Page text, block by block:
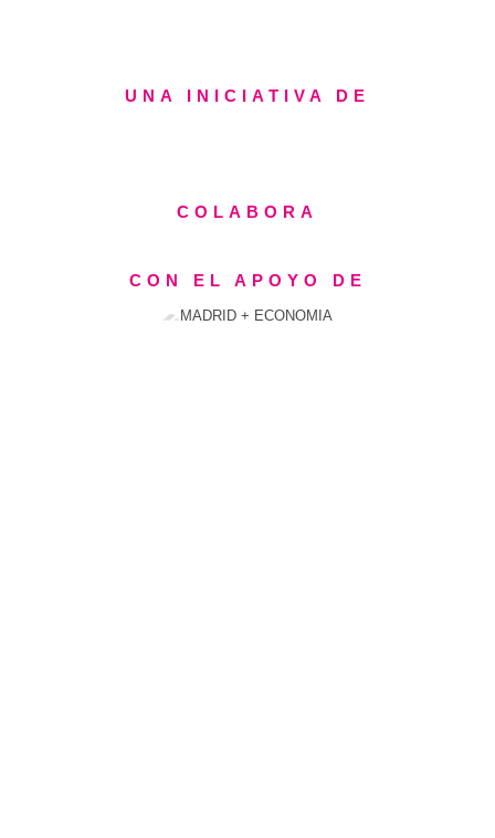
UNA INICIATIVA DE
COLABORA
CON EL APOYO DE